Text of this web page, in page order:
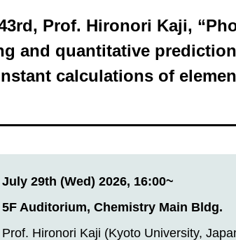
Prof. Hironori Kaji,
and quantitative
calculations of
July 29th (Wed) 2026, 16:00~
5F Auditorium, Chemistry Main Bldg.
Prof. Hironori Kaji (Kyoto University,